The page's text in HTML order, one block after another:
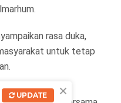
rasa duka,
untuk tetap
×
UPDATE